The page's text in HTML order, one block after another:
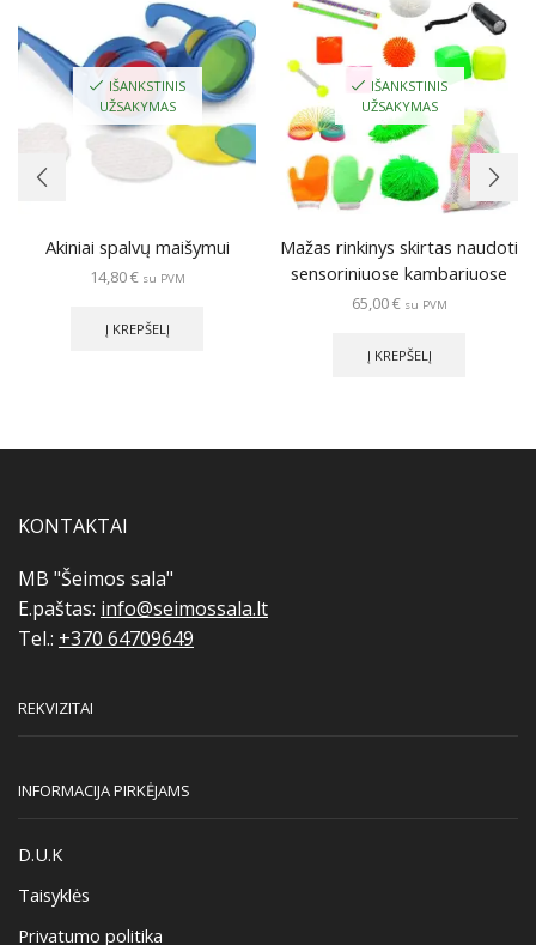
IŠANKSTINIS
UŽSAKYMAS
Akiniai spalvų maišymui
14,80€ su PVM
Į KREPŠELĮ
IŠANKSTINIS
UŽSAKYMAS
Mažas rinkinys skirtas naudoti
sensoriniuose kambariuose
65,00€ su PVM
Į KREPŠELĮ
KONTAKTAI
MB "Šeimos sala"
E.paštas: info@seimossala.lt
Tel.: +370 64709649
REKVIZITAI
INFORMACIJA PIRKĖJAMS
D.U.K
Taisyklės
Privatumo politika